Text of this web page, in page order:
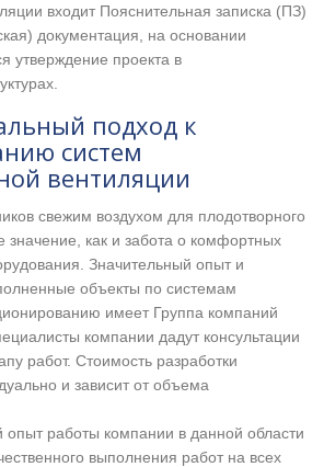
входит Пояснительная записка (ПЗ)
документация, на основании
утверждение проекта в
подход к
систем
вентиляции
свежим воздухом для плодотворного
значение, как и забота о комфортных
Значительный опыт и
объекты по системам
имеет Группа компаний
компании дадут консультации
работ. Стоимость разработки
и зависит от объема
работы компании в данной области
выполнения работ на всех